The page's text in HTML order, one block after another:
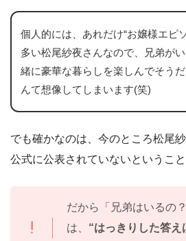
個人的には、あれだけ“お嬢様エピ
多い松尾紗夜さんなので、兄弟が
緒に豪華な暮らしを楽しんでそう
んて想像してしまいます(笑)
でも確かなのは、今のところ松尾
公式に公表されていないということ
だから「兄弟はいるの
は、 “はっきりした答え